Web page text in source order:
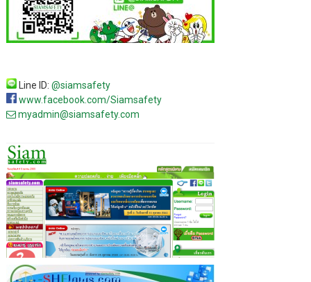
Line ID: @siamsafety
www.facebook.com/Siamsafety
myadmin@siamsafety.com